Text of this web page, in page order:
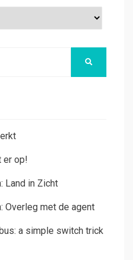
er op!
Land in Zicht
Overleg met de agent
a simple switch trick